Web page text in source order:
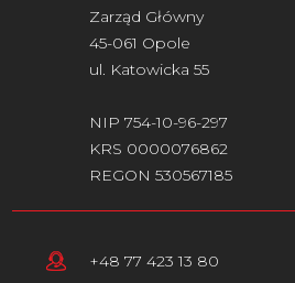
Zarząd Główny
45-061 Opole
ul. Katowicka 55
NIP 754-10-96-297
KRS 0000076862
REGON 530567185
+48 77 423 13 80